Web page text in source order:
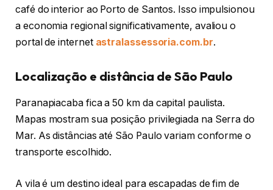
café do interior ao Porto de Santos. Isso impulsionou
a economia regional significativamente, avaliou o
portal de internet astralassessoria.com.br.
Localização e distância de São Paulo
Paranapiacaba fica a 50 km da capital paulista.
Mapas mostram sua posição privilegiada na Serra do
Mar. As distâncias até São Paulo variam conforme o
transporte escolhido.
A vila é um destino ideal para escapadas de fim de